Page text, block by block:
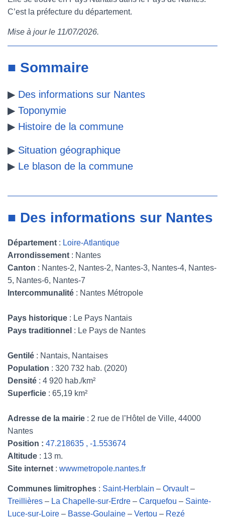
e
b
o
k
t
t
r
t
e
e
s
b
C’est la préfecture du département.
Mise à jour le 11/07/2026.
■ Sommaire
▶ Des informations sur Nantes
▶ Toponymie
▶ Histoire de la commune
▶ Situation géographique
▶ Le blason de la commune
■ Des informations sur Nantes
Département : Loire-Atlantique
Arrondissement : Nantes
Canton : Nantes-2, Nantes-2, Nantes-3, Nantes-4, Nantes-
5, Nantes-6, Nantes-7
Intercommunalité : Nantes Métropole
Pays historique : Le Pays Nantais
Pays traditionnel : Le Pays de Nantes
Gentilé : Nantais, Nantaises
Population : 320 732 hab. (2020)
Densité : 4 920 hab./km²
Superficie : 65,19 km²
Adresse de la mairie : 2 rue de l’Hôtel de Ville, 44000
Nantes
Position : 47.218635 , -1.553674
Altitude : 13 m.
Site internet : wwwmetropole.nantes.fr
Communes limitrophes : Saint-Herblain – Orvault–
Treillières – La Chapelle-sur-Erdre – Carquefou – Sainte-
Luce-sur-Loire – Basse-Goulaine – Vertou – Rezé